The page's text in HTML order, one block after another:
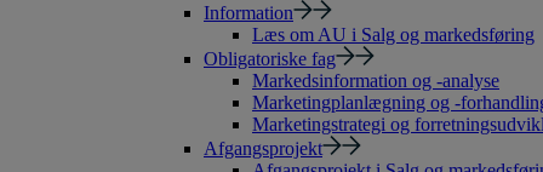
Information
Læs om AU i Salg og markedsføring
Obligatoriske fag
Markedsinformation og -analyse
Marketingplanlægning og -
Marketingstrategi og
Afgangsprojekt